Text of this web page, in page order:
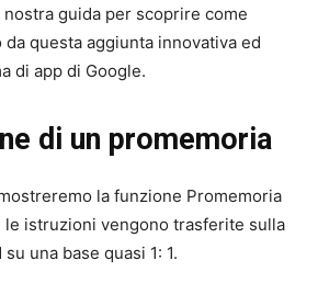
guida per scoprire come
questa aggiunta innovativa ed
di app di Google.
di un promemoria
la funzione Promemoria
le istruzioni vengono trasferite sulla
una base quasi 1: 1.